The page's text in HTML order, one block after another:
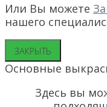
Или Вы можете
нашего
ЗАКРЫТЬ
Основные
Здесь вы